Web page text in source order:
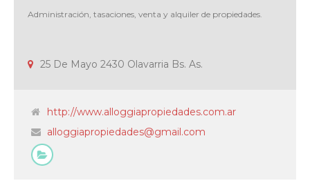
Administración, tasaciones, venta y alquiler de propiedades.
25 De Mayo 2430 Olavarria Bs. As.
http://www.alloggiapropiedades.com.ar
alloggiapropiedades@gmail.com